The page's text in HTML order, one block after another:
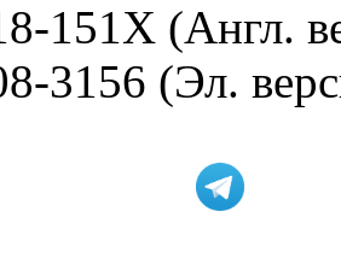
151X (Англ.
3156 (Эл.